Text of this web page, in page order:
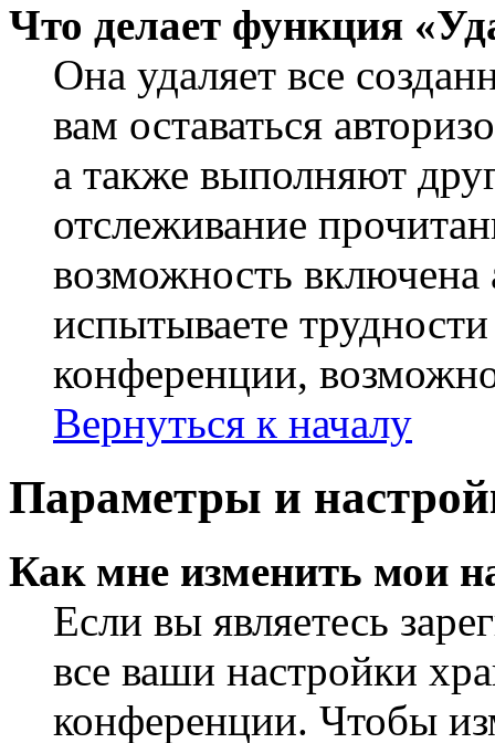
Что делает функция
Она удаляет все
вам оставаться
а также выполняют
отслеживание
возможность
испытываете
конференции,
Вернуться к началу
Параметры и
Как мне изменить мои
Если вы являетесь
все ваши настройки
конференции. Чтобы